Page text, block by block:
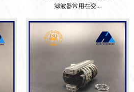
滤波器常用在变...